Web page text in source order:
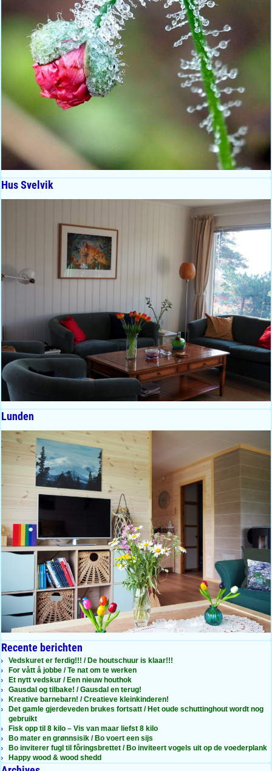
Hus Svelvik
Lunden
Recente berichten
Vedskuret er ferdig!!! / De houtschuur is klaar!!!
For vått å jobbe / Te nat om te werken
Et nytt vedskur / Een nieuw houthok
Gausdal og tilbake! / Gausdal en terug!
Kreative barnebarn! / Creatieve kleinkinderen!
Det gamle gjerdeveden brukes fortsatt / Het oude schuttinghout wordt nog
gebruikt
Fisk opp til 8 kilo – Vis van maar liefst 8 kilo
Bo mater en grønnsisik / Bo voert een sijs
Bo inviterer fugl til fôringsbrettet / Bo inviteert vogels uit op de voederplank
Happy wood & wood shedd